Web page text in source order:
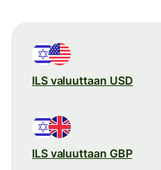
ILS valuuttaan USD
ILS valuuttaan GBP